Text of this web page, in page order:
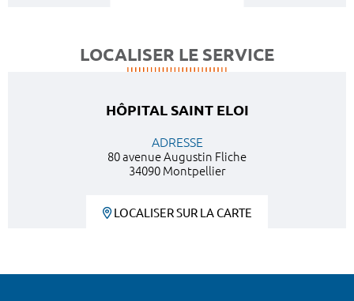
LOCALISER LE SERVICE
HÔPITAL SAINT ELOI
ADRESSE
80 avenue Augustin Fliche
34090 Montpellier
LOCALISER SUR LA CARTE